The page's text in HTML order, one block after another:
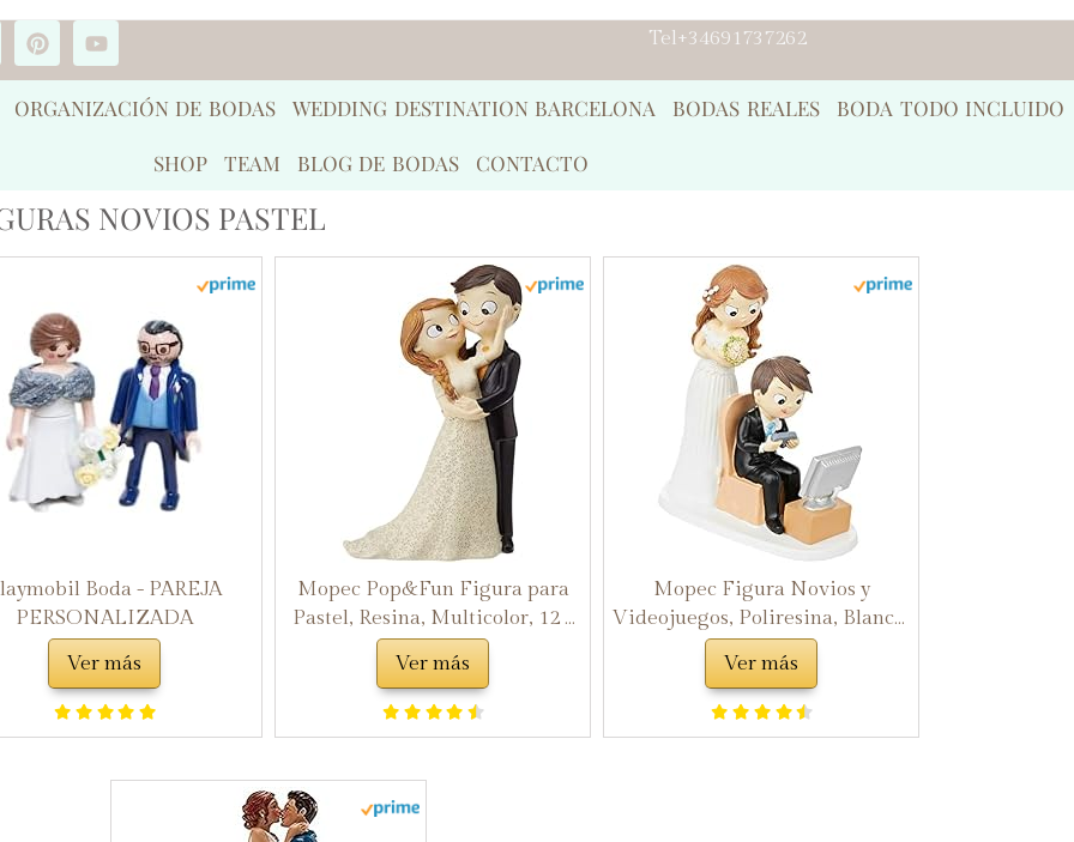
Tel+34691737262
ORGANIZACIÓN DE BODAS WEDDING DESTINATION BARCELONA BODAS REALES BODA TODO INCLUIDO
SHOP TEAM BLOG DE BODAS CONTACTO
NOVIOS PASTEL
Boda - PAREJA
PERSONALIZADA
Ver más
Mopec Pop&Fun Figura para
Pastel, Resina, Multicolor, 12 x
16.2 x 23.5 cm
Ver más
Mopec Figura Novios y
Videojuegos, Poliresina, Blanco,
8.5x18.5x21 cm
Ver más